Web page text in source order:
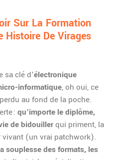
Sur La Formation
Histoire De Virages
sa clé d’électronique
informatique, oh oui, ce
au fond de la poche.
: qu’importe le diplôme,
de bidouillerqui priment, la
vivant (un vrai patchwork).
souplesse des formats, les